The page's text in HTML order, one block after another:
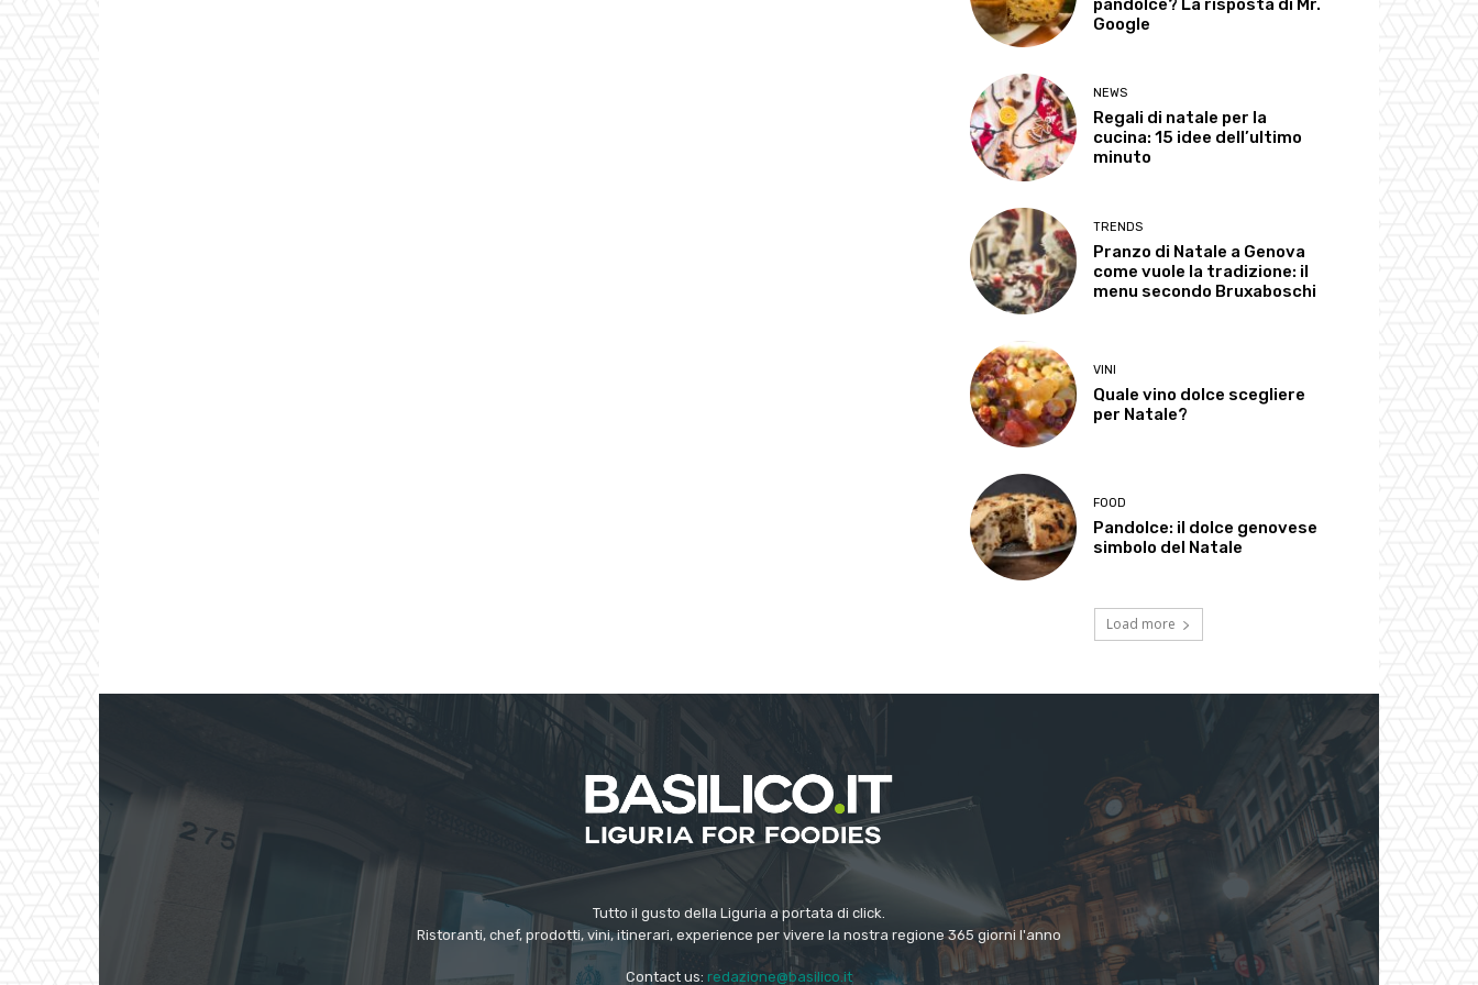
pandolce? La risposta di Mr.
Google
NEWS
Regali di natale per la
cucina: 15 idee dell’ultimo
minuto
TRENDS
Pranzo di Natale a Genova
come vuole la tradizione: il
menu secondo Bruxaboschi
VINI
Quale vino dolce scegliere
per Natale?
FOOD
Pandolce: il dolce genovese
simbolo del Natale
Load more
Tutto il gusto della Liguria a portata di click.
Ristoranti, chef, prodotti, vini, itinerari, experience per vivere la nostra regione 365 giorni l'anno
Contact us: redazione@basilico.it